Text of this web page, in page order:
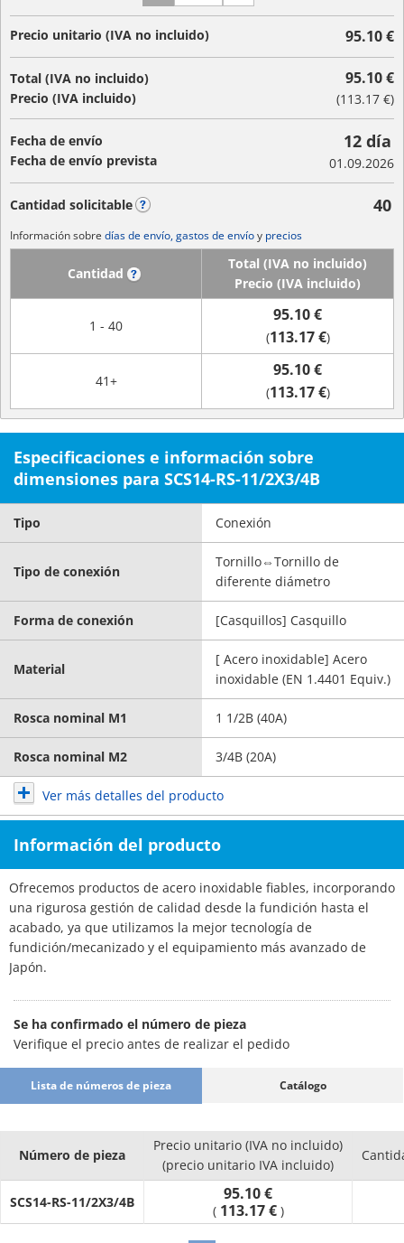
Precio unitario (IVA no incluido) 95.10 €
Total (IVA no incluido)
Precio (IVA incluido)
95.10 €
(113.17 €)
Fecha de envío
Fecha de envío prevista
12 día
01.09.2026
Cantidad solicitable 40
Información sobre días de envío, gastos de envíoy precios
Cantidad
Total (IVA no incluido)
Precio (IVA incluido)
1 - 40
95.10 €
(113.17 €)
41+
95.10 €
(113.17 €)
Especificaciones e información sobre
dimensiones para SCS14-RS-11/2X3/4B
Tipo Conexión
Tipo de conexión
Tornillo⇔Tornillo de
diferente diámetro
Forma de conexión [Casquillos] Casquillo
Material
[ Acero inoxidable] Acero
inoxidable (EN 1.4401 Equiv.)
Rosca nominal M1 1 1/2B (40A)
Rosca nominal M2 3/4B (20A)
Ver más detalles del producto
Información del producto
Ofrecemos productos de acero inoxidable fiables, incorporando
una rigurosa gestión de calidad desde la fundición hasta el
acabado, ya que utilizamos la mejor tecnología de
fundición/mecanizado y el equipamiento más avanzado de
Japón.
Se ha confirmado el número de pieza
Verifique el precio antes de realizar el pedido
Lista de números de pieza Catálogo
Número de pieza
Precio unitario (IVA no incluido)
(precio unitario IVA incluido)
SCS14-RS-11/2X3/4B 95.10 €
( 113.17 € )